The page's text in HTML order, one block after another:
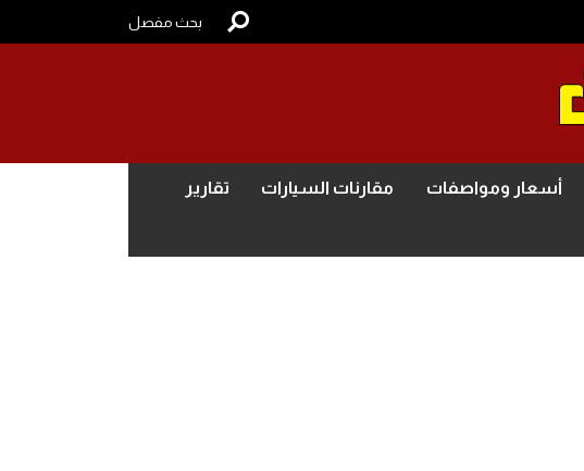
بحث مفصل
أسعار ومواصفات مقارنات السيارات تقارير